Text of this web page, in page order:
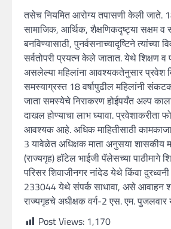
तसेच नियमित आरोग्य तपासणी केली जाते.
सामाजिक, आर्थिक, शैक्षणिकदृष्ट्या सक्षम व
बनविण्यासाठी, पुनर्वसनाच्यादृष्टिने त्यांच्या
सर्वतोपरी प्रयत्न केले जातात. येथे शिक्षण व
असलेल्या महिलांना आवश्यकतेनुसार प्रवेश
समस्याग्रस्त 18 वर्षापुढील महिलांनी
जाता समस्येचे निराकरण होईपर्यंत अल्प
दाखल होण्याचा लाभ घ्यावा.
आवश्यक आहे. अधिक माहितीसाठी
3 यावेळेत अधिक्षक माता अनुसया शासकीय
(राज्यगृह) हॉटेल भाईजी पॅलेसच्या पाठीमागे
परिसर शिवाजीनगर नांदेड येथे किंवा
233044 येथे संपर्क साधावा, असे आवाहन
राज्यगृहचे अधीक्षक वर्ग-2 एस. एम.
Post Views: 1,170